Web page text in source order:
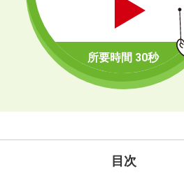
目次